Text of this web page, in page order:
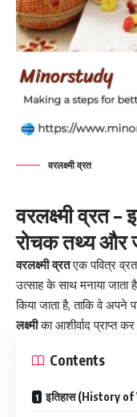
वरलक्ष्मी व्रत
वरलक्ष्मी व्रत –
रोचक तथ्य और
वरलक्ष्मी व्रतएक पवित्र
उत्साह के साथ मनाया
किया जाता है, ताकि वे
लक्ष्मीका आशीर्वाद प्राप्त
Contents
इतिहास (History